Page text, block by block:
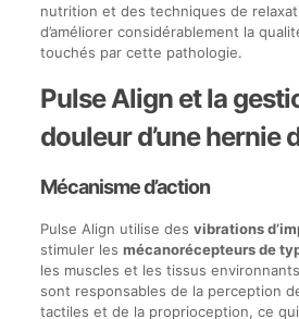
nutrition et des techniques de
d’améliorer considérablement la
touchés par cette pathologie.
Pulse Align et la
douleur d’une hernie
Mécanisme d’action
Pulse Align utilise des vibrations
stimuler les mécanorécepteurs de
les muscles et les tissus
sont responsables de la perception
tactiles et de la proprioception, ce